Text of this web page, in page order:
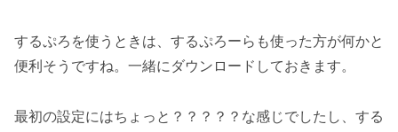
するぷろを使うときは、するぷろーらも使った方が何かと
便利そうですね。一緒にダウンロードしておきます。
最初の設定にはちょっと？？？？？な感じでしたし、する